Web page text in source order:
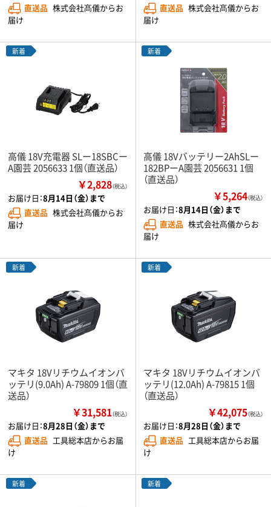
直送品 株式会社髙儀からお
届け
直送品 株式会社髙儀からお
届け
新着
高儀 18V充電器 SLー18SBCー
A園芸 2056633 1個（直送品）
￥2,828（税込）
お届け日：8月14日（金）まで
直送品 株式会社髙儀からお
届け
新着
高儀 18Vバッテリー2AhSLー
182BPーA園芸 2056631 1個
（直送品）
￥5,264（税込）
お届け日：8月14日（金）まで
直送品 株式会社髙儀からお
届け
新着
マキタ 18Vリチウムイオンバ
ッテリ(9.0Ah) A-79809 1個（直
送品）
￥31,581（税込）
お届け日：8月28日（金）まで
直送品 工具総本店からお届
け
新着
マキタ 18Vリチウムイオンバ
ッテリ(12.0Ah) A-79815 1個
（直送品）
￥42,075（税込）
お届け日：8月28日（金）まで
直送品 工具総本店からお届
け
新着 新着